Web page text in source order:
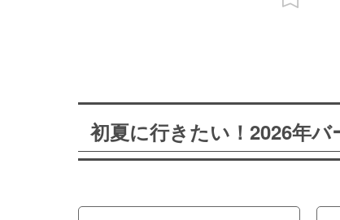
初夏に行きたい！2026年